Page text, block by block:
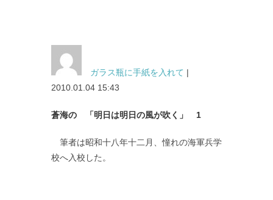
ガラス瓶に手紙を入れて |
2010.01.04 15:43
蒼海の 「明日は明日の風が吹く」 1
筆者は昭和十八年十二月、憧れの海軍兵学
校へ入校した。